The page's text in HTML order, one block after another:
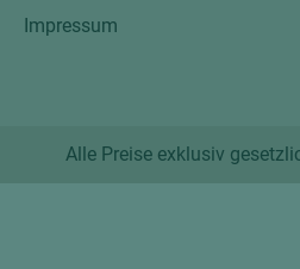
Impressum
Alle Preise exklusiv